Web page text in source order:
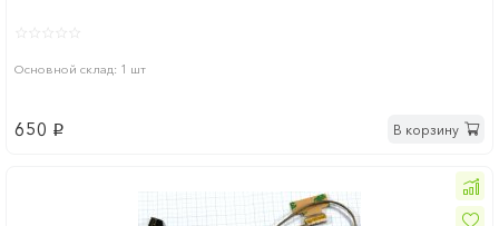
Основной склад: 1 шт
650 p В корзину